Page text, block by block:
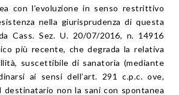
con l’evoluzione in senso restrittivo
nella giurisprudenza di questa
Cass. Sez. U. 20/07/2016, n. 14916
più recente, che degrada la relativa
suscettibile di sanatoria (mediante
ai sensi dell’art. 291 c.p.c. ove,
destinatario non la sani con spontanea